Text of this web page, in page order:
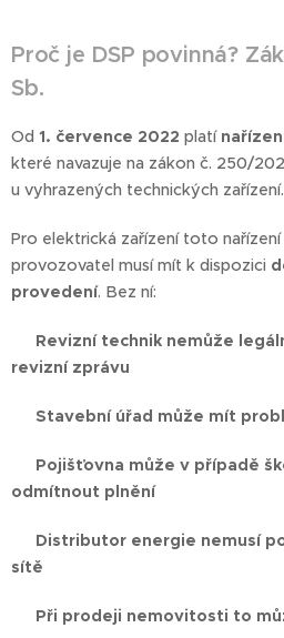
Proč je DSP povinná?
Sb.
Od 1. července 2022 platí
které navazuje na zákon č. 250/
u vyhrazených technických zařízení.
Pro elektrická zařízení toto nařízení
provozovatel musí mít k dispozici
provedení. Bez ní:
Revizní technik nemůže
revizní zprávu
Stavební úřad může mít
Pojišťovna může v případě
odmítnout plnění
Distributor energie nemusí
sítě
Při prodeji nemovitosti to